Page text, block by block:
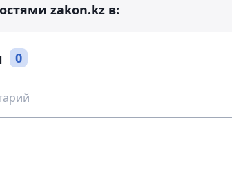
zakon.kz в:
0